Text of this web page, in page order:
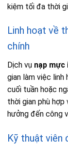
kiệm tối đa thời
Linh hoạt về
chính
Dịch vụ nạp mực
gian làm việc linh
cuối tuần hoặc
thời gian phù hợp
hưởng đến công
Kỹ thuật viên